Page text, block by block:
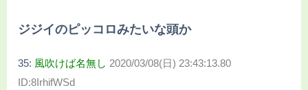
ジジイのピッコロみたいな頭か
35: 風吹けば名無し 2020/03/08(日) 23:43:13.80
ID:8IrhifWSd